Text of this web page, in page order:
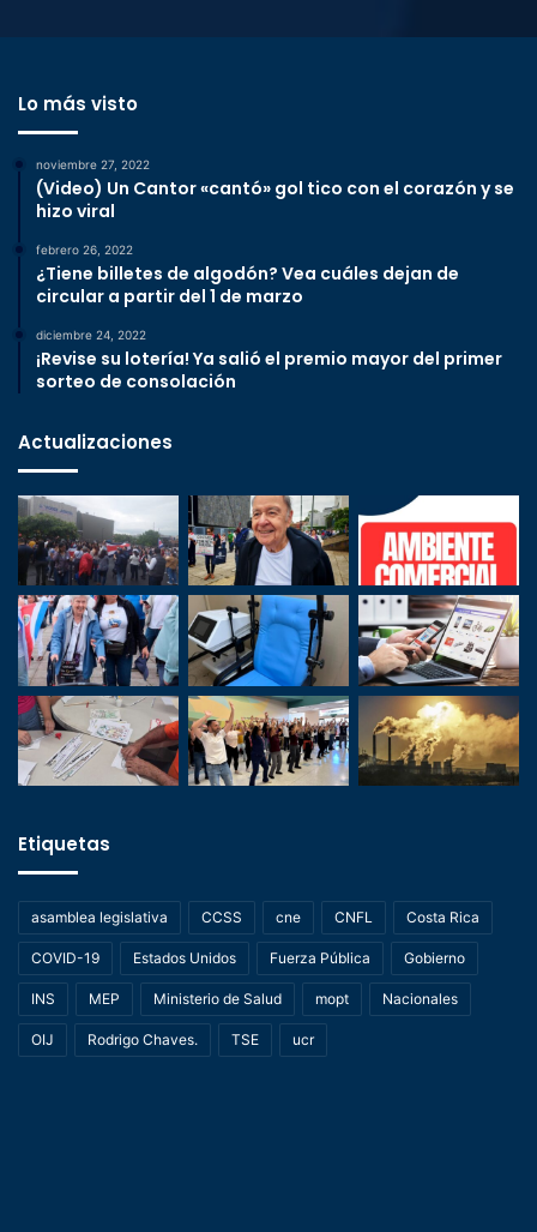
Lo más visto
noviembre 27, 2022
(Video) Un Cantor «cantó» gol tico con el corazón y se
hizo viral
febrero 26, 2022
¿Tiene billetes de algodón? Vea cuáles dejan de
circular a partir del 1 de marzo
diciembre 24, 2022
¡Revise su lotería! Ya salió el premio mayor del primer
sorteo de consolación
Actualizaciones
Etiquetas
asamblea legislativa CCSS cne CNFL Costa Rica
COVID-19 Estados Unidos Fuerza Pública Gobierno
INS MEP Ministerio de Salud mopt Nacionales
OIJ Rodrigo Chaves. TSE ucr